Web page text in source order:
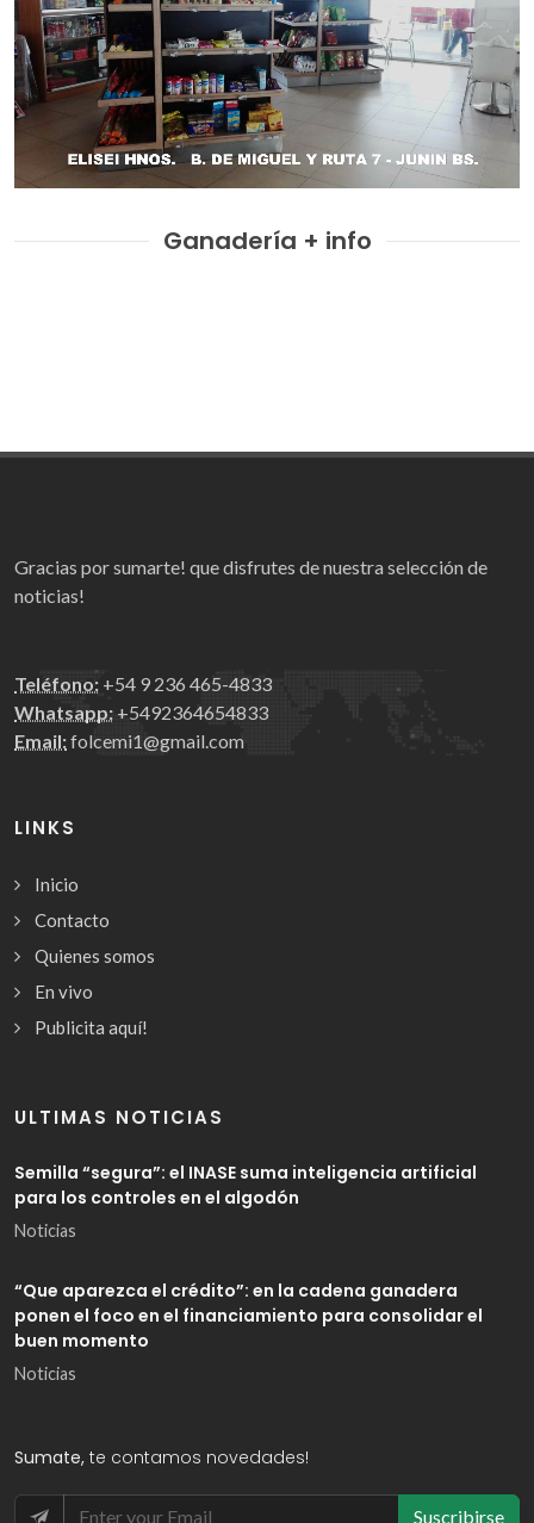
Ganadería + info
Gracias por sumarte! que disfrutes de nuestra selección de
noticias!
Teléfono: +54 9 236 465-4833
Whatsapp: +5492364654833
Email:folcemi1@gmail.com
LINKS
Inicio
Contacto
Quienes somos
En vivo
Publicita aquí!
ULTIMAS NOTICIAS
Semilla “segura”: el INASE suma inteligencia artificial
para los controles en el algodón
Noticias
“Que aparezca el crédito”: en la cadena ganadera
ponen el foco en el financiamiento para consolidar el
buen momento
Noticias
Sumate, te contamos novedades!
Suscribirse